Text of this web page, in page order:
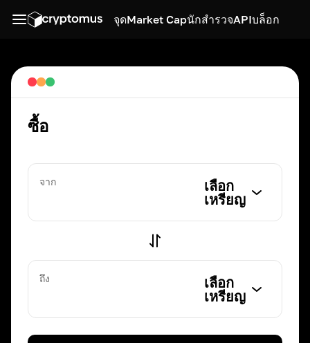
จุดMarket CapนักสำรวจAPIบล็อก
ซื้อ
จาก
เลือก
เหรียญ
ถึง
เลือก
เหรียญ